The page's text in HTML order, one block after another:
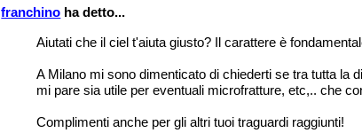
franchino ha detto...
Aiutati che il ciel t'aiuta giusto? Il carattere è
A Milano mi sono dimenticato di chiederti se tra tutta la
mi pare sia utile per eventuali microfratture, etc,.. che
Complimenti anche per gli altri tuoi traguardi raggiunti!